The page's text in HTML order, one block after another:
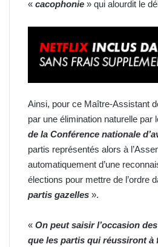
« cacophonie » qui alourdit le
Ainsi, pour ce Maître-Assistant
par une élimination naturelle
de la Conférence nationale
partis représentés alors à
automatiquement d’une
élections pour mettre de l’ordre
partis gazelles ».
« On peut saisir l’occasion
que les partis qui réussiront à